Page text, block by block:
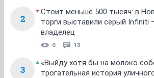
2
Стоит меньше 500 тысяч: в
торги выставили серый Infiniti
владелец
0 13
3
«Выйду хотя бы на молоко
трогательная история